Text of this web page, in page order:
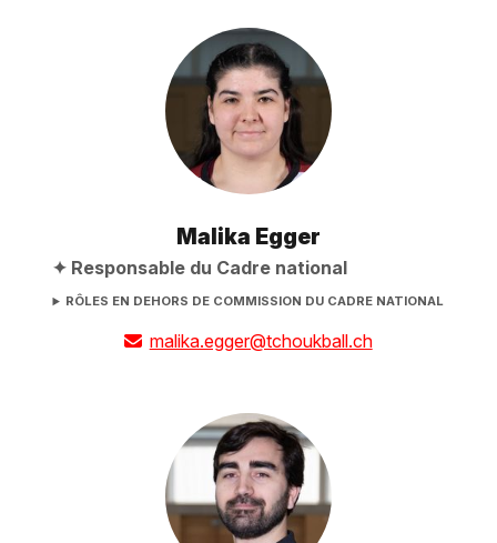
Malika Egger
Responsable du Cadre national
RÔLES EN DEHORS DE COMMISSION DU CADRE NATIONAL
malika.egger@tchoukball.ch